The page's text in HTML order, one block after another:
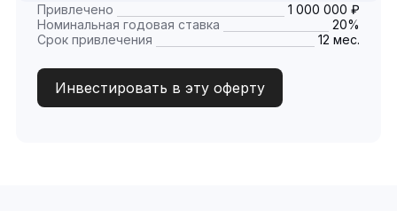
Привлечено
1 000 000 ₽
Номинальная годовая ставка
20%
Срок привлечения
12 мес.
Инвестировать в эту оферту